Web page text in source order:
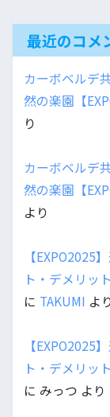
最近のコメ
カーボベルデ
然の楽園【
り
カーボベルデ
然の楽園【
より
【EXPO2025
ト・デメリッ
に TAKUMI よ
【EXPO2025
ト・デメリッ
に みっつ より